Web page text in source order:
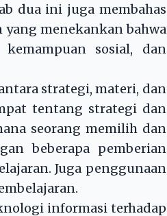
dua ini juga membahas
menekankan bahwa
sosial, dan
strategi, materi, dan
tentang strategi dan
seorang memilih dan
beberapa pemberian
Juga penggunaan
informasi terhadap